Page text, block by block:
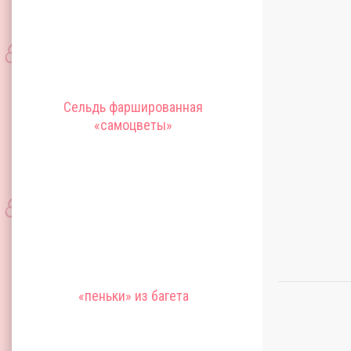
Сельдь фаршированная
«самоцветы»
«пеньки» из багета